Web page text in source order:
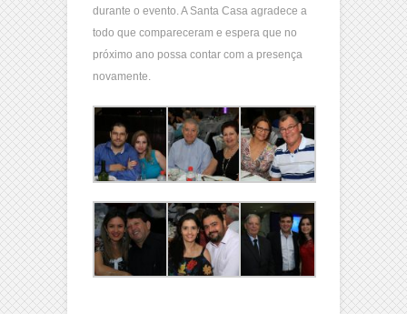
durante o evento. A Santa Casa agradece a
todo que compareceram e espera que no
próximo ano possa contar com a presença
novamente.